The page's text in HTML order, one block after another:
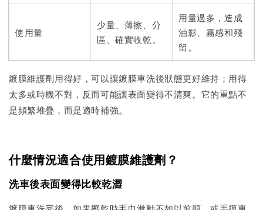
使用量
少量、薄擦、分
區、確實收乾。
用量過多，造成
油影、霧感和殘
留。
鍍膜維護劑用得好，可以讓鍍膜車洗後狀態更好維持；用得
太多或時機不對，反而可能讓表面變得不清爽。它的重點不
是頻繁堆疊，而是適時補強。
什麼情況適合使用鍍膜維護劑？
洗車後表面變得比較乾澀